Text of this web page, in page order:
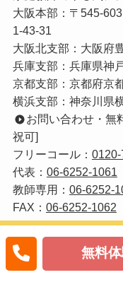
無料
大阪本部：〒545-
1-43-31
大阪北支部：大阪府
兵庫支部：兵庫県神
京都支部：京都府京
横浜支部：神奈川県
お問い合わせ・無
祝可]
フリーコール：
代表： 06-6252-1061
教師専用： 06-6252-
FAX： 06-6252-1062
対応エリア大阪
県
岡山
葉県
静岡県茨城